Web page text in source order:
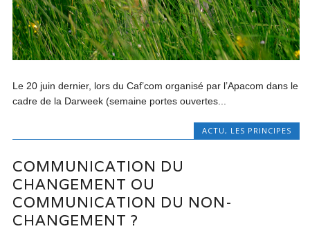
Le 20 juin dernier, lors du Caf’com organisé par l’Apacom dans le
cadre de la Darweek (semaine portes ouvertes...
ACTU , LES PRINCIPES
COMMUNICATION DU
CHANGEMENT OU
COMMUNICATION DU NON-
CHANGEMENT ?